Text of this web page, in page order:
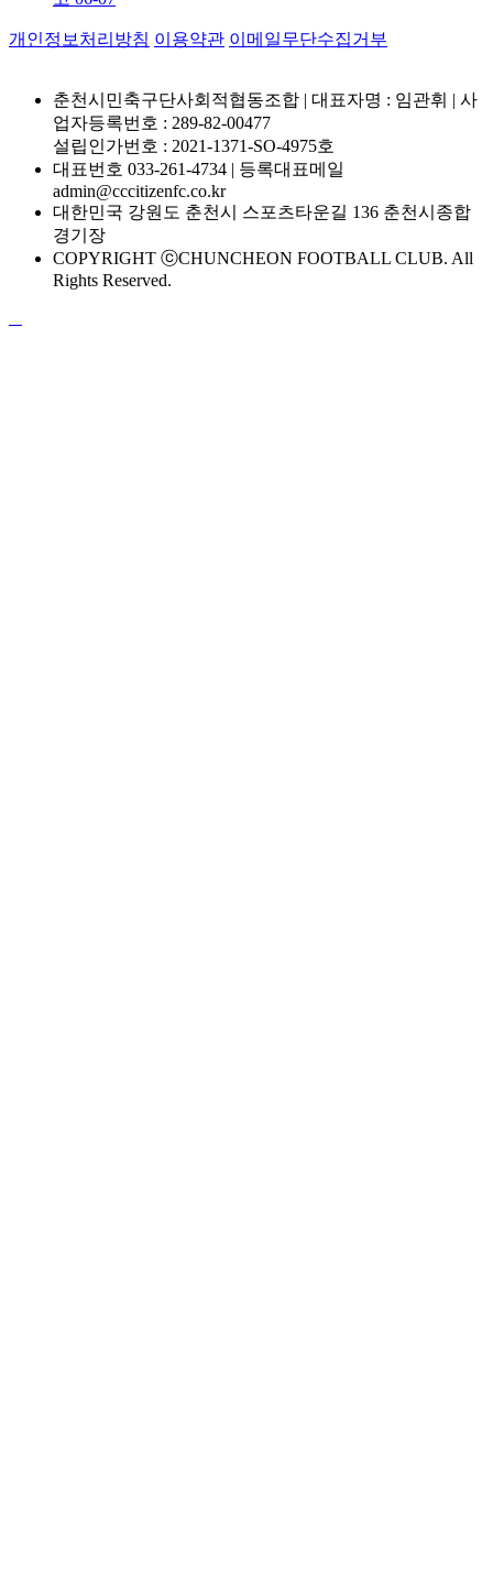
개인정보처리방침 이용약관 이메일무단수집거부
춘천시민축구단사회적협동조합 | 대표자명 : 임관휘 | 사
업자등록번호 : 289-82-00477
설립인가번호 : 2021-1371-SO-4975호
대표번호 033-261-4734 | 등록대표메일
admin@cccitizenfc.co.kr
대한민국 강원도 춘천시 스포츠타운길 136 춘천시종합
경기장
COPYRIGHT ⓒCHUNCHEON FOOTBALL CLUB. All
Rights Reserved.